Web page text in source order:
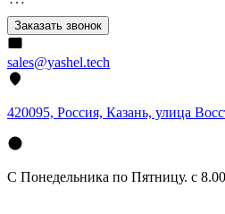
Заказать звонок
sales@yashel.tech
420095, Россия, Казань, улица
С Понедельника по Пятницу. с